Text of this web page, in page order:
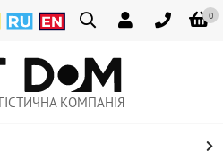
0
КОМПАНІЯ